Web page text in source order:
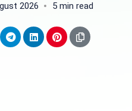
2026 5 min read